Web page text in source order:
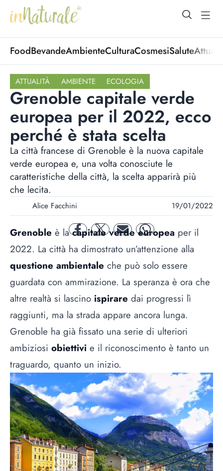
open
FoodBevandeAmbienteCulturaCosmesiSalute
ATTUALITÀ AMBIENTE ECOLOGIA
Grenoble capitale verde
europea per il 2022, ecco
perché è stata scelta
La città francese di Grenoble è la nuova capitale
verde europea e, una volta conosciute le
caratteristiche della città, la scelta apparirà più
che lecita.
Alice Facchini 19/01/2022
facebooktwitter mail whatsapp
Grenoble è lacapitale verde europea per il
2022. La città ha dimostrato un’attenzione alla
questione ambientale che può solo essere
guardata con ammirazione. La speranza è ora che
altre realtà si lascino ispirare dai progressi lì
raggiunti, ma la strada appare ancora lunga.
Grenoble ha già fissato una serie di ulteriori
ambiziosi obiettivi e il riconoscimento è tanto un
traguardo, quanto un inizio.